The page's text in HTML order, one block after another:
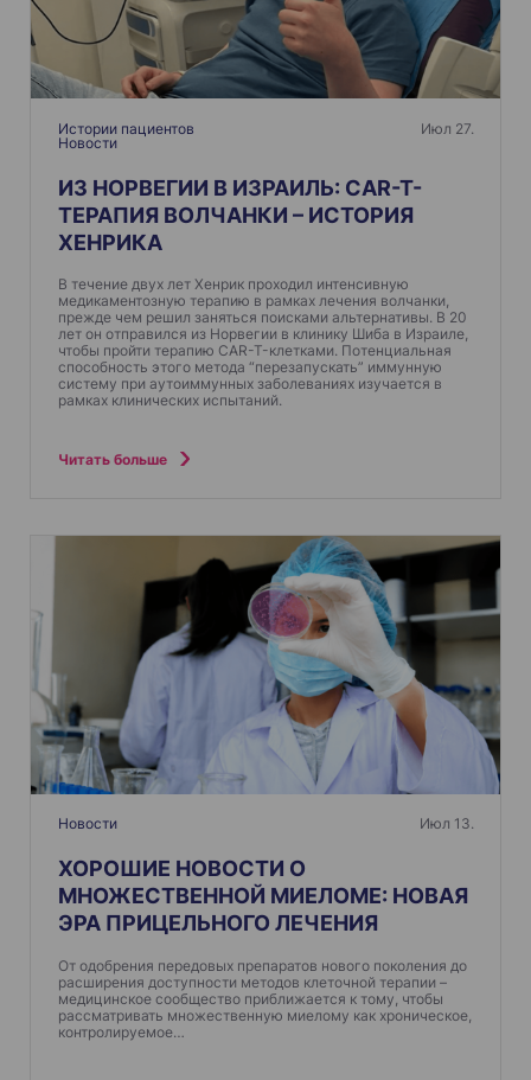
о
з
а
Истории пациентов
Новости
Июл 27.
ИЗ НОРВЕГИИ В ИЗРАИЛЬ: CAR-T-
ТЕРАПИЯ ВОЛЧАНКИ – ИСТОРИЯ
ХЕНРИКА
В течение двух лет Хенрик проходил интенсивную
медикаментозную терапию в рамках лечения волчанки,
прежде чем решил заняться поисками альтернативы. В 20
лет он отправился из Норвегии в клинику Шиба в Израиле,
чтобы пройти терапию CAR-T-клетками. Потенциальная
способность этого метода “перезапускать” иммунную
систему при аутоиммунных заболеваниях изучается в
рамках клинических испытаний.
Читать больше
Новости Июл 13.
ХОРОШИЕ НОВОСТИ О
МНОЖЕСТВЕННОЙ МИЕЛОМЕ: НОВАЯ
ЭРА ПРИЦЕЛЬНОГО ЛЕЧЕНИЯ
От одобрения передовых препаратов нового поколения до
расширения доступности методов клеточной терапии –
медицинское сообщество приближается к тому, чтобы
рассматривать множественную миелому как хроническое,
контролируемое…